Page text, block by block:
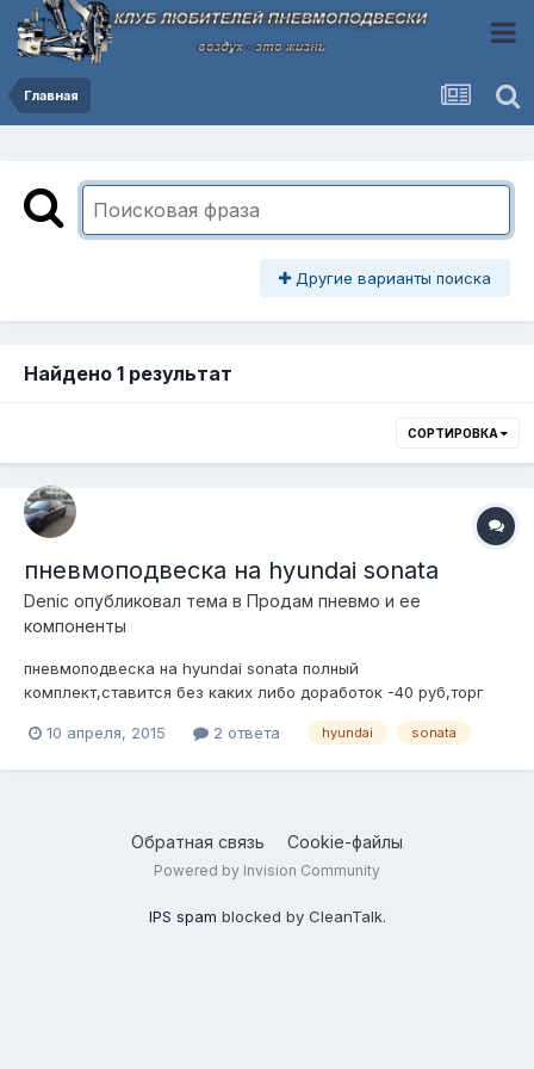
Главная
Другие варианты поиска
Найдено 1 результат
СОРТИРОВКА
пневмоподвеска на hyundai sonata
Denic опубликовал тема в Продам пневмо и ее
компоненты
пневмоподвеска на hyundai sonata полный
комплект,ставится без каких либо доработок -40 руб,торг
10 апреля, 2015
2 ответа hyundai sonata
Обратная связь Cookie-файлы
Powered by Invision Community
IPS spam blocked by CleanTalk.